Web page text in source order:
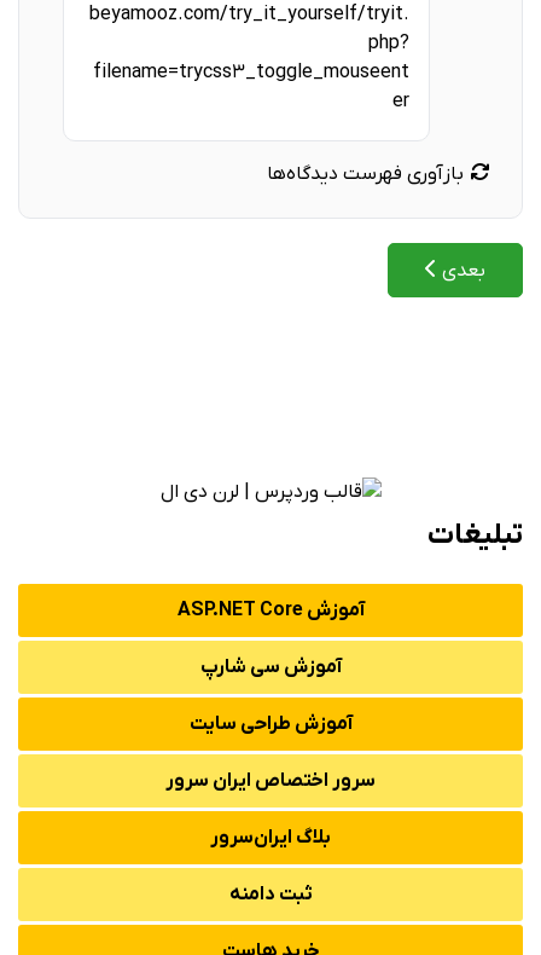
beyamooz.com/try_it_yourself/tryit.
php?
filename=trycss3_toggle_mouseent
er
بازآوری فهرست دیدگاه‌ها
مطلب بعدی: خصوصیت Animation
بعدی
تبلیغات
آموزش ASP.NET Core
آموزش سی شارپ
آموزش طراحی سایت
سرور اختصاص ایران سرور
بلاگ ایران‌سرور
ثبت دامنه